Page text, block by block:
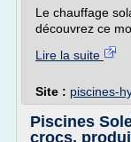
Le chauffage
découvrez ce
Lire la suite
Site : piscines-
Piscines
crocs,